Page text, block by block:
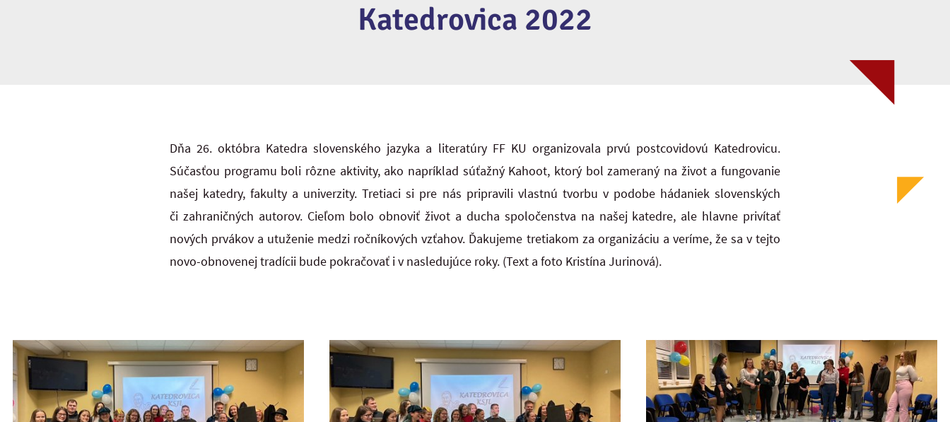
Katedrovica 2022
Dňa 26. októbra Katedra slovenského jazyka a literatúry FF KU organizovala prvú postcovidovú Katedrovicu.
Súčasťou programu boli rôzne aktivity, ako napríklad súťažný Kahoot, ktorý bol zameraný na život a fungovanie
našej katedry, fakulty a univerzity. Tretiaci si pre nás pripravili vlastnú tvorbu v podobe hádaniek slovenských
či zahraničných autorov. Cieľom bolo obnoviť život a ducha spoločenstva na našej katedre, ale hlavne privítať
nových prvákov a utuženie medzi ročníkových vzťahov. Ďakujeme tretiakom za organizáciu a veríme, že sa v tejto
novo-obnovenej tradícii bude pokračovať i v nasledujúce roky. (Text a foto Kristína Jurinová).